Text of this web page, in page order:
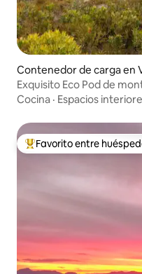
Contenedor de carga en
Exquisito Eco Pod de
dormitorio
Cocina · Espacios
De los mejores en
Favorito entre